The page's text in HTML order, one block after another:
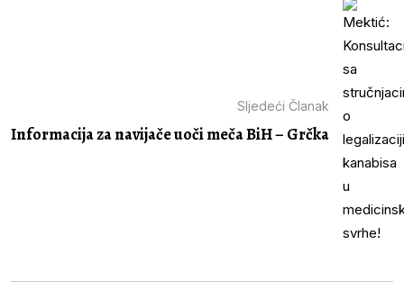
Sljedeći Članak
Informacija za navijače uoči meča BiH – Grčka